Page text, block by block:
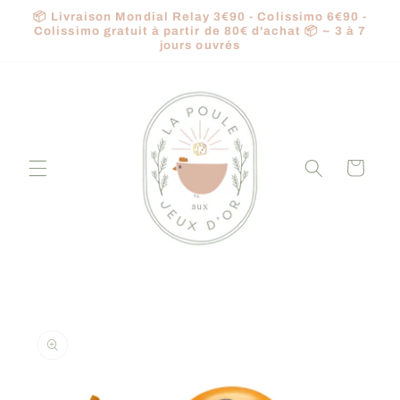
passer
au
📦 Livraison Mondial Relay 3€90 - Colissimo 6€90 -
Colissimo gratuit à partir de 80€ d'achat 📦 ~ 3 à 7
jours ouvrés
Panier
produits